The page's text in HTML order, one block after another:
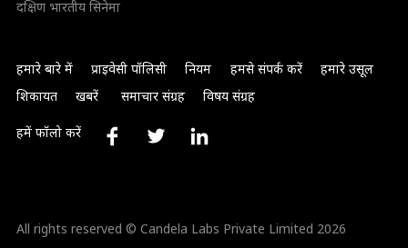
दक्षिण भारतीय सिनेमा
हमारे बारे में प्राइवेसी पॉलिसी नियम हमसे संपर्क करें
हमारे उसूल
शिकायत
खबरें समाचार संग्रह विषय संग्रह
हमें फॉलो करें
All rights reserved © Candela Labs Private Limited 2026